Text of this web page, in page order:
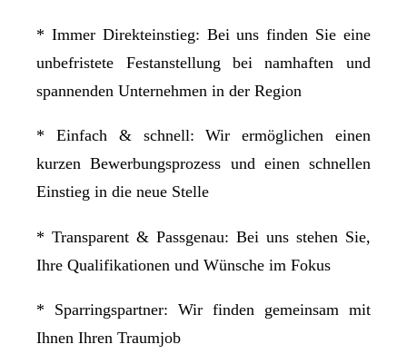
* Immer Direkteinstieg: Bei uns finden Sie eine
unbefristete Festanstellung bei namhaften und
spannenden Unternehmen in der Region
* Einfach & schnell: Wir ermöglichen einen
kurzen Bewerbungsprozess und einen schnellen
Einstieg in die neue Stelle
* Transparent & Passgenau: Bei uns stehen Sie,
Ihre Qualifikationen und Wünsche im Fokus
* Sparringspartner: Wir finden gemeinsam mit
Ihnen Ihren Traumjob